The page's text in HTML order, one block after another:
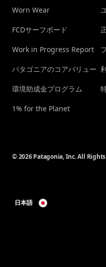
Worn Wear
FCDサーフボード
Work in Progress Report
パタゴニアのコアバリュー
環境助成金プログラム
1% for the Planet
© 2026 Patagonia, Inc. All
日本語